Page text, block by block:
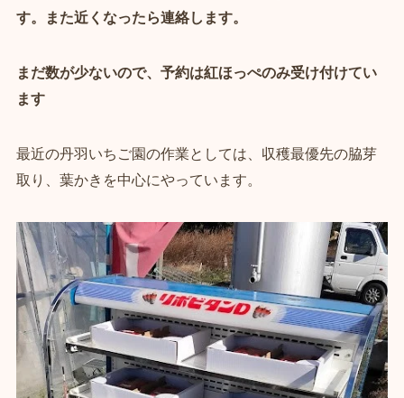
す。また近くなったら連絡します。
まだ数が少ないので、予約は紅ほっぺのみ受け付けてい
ます
最近の丹羽いちご園の作業としては、収穫最優先の脇芽
取り、葉かきを中心にやっています。